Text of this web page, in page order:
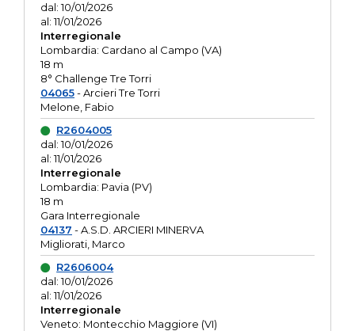
dal: 10/01/2026
al: 11/01/2026
Interregionale
Lombardia: Cardano al Campo (VA)
18 m
8° Challenge Tre Torri
04065- Arcieri Tre Torri
Melone, Fabio
R2604005
dal: 10/01/2026
al: 11/01/2026
Interregionale
Lombardia: Pavia (PV)
18 m
Gara Interregionale
04137 - A.S.D. ARCIERI MINERVA
Migliorati, Marco
R2606004
dal: 10/01/2026
al: 11/01/2026
Interregionale
Veneto: Montecchio Maggiore (VI)